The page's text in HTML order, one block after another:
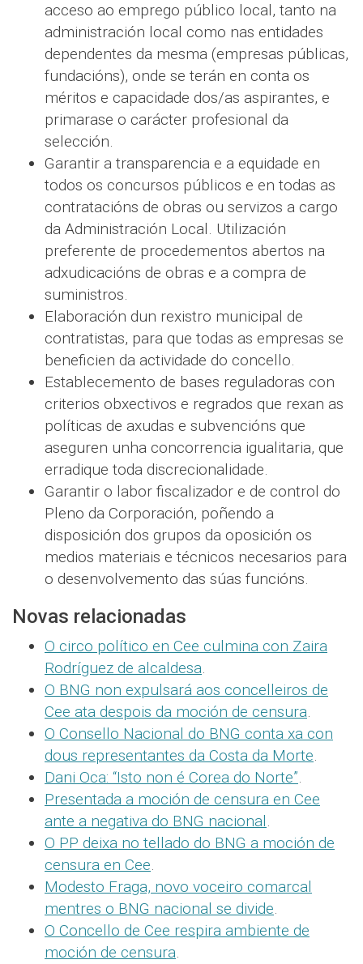
acceso ao emprego público local, tanto na
administración local como nas entidades
dependentes da mesma (empresas públicas,
fundacións), onde se terán en conta os
méritos e capacidade dos/as aspirantes, e
primarase o carácter profesional da
selección.
Garantir a transparencia e a equidade en
todos os concursos públicos e en todas as
contratacións de obras ou servizos a cargo
da Administración Local. Utilización
preferente de procedementos abertos na
adxudicacións de obras e a compra de
suministros.
Elaboración dun rexistro municipal de
contratistas, para que todas as empresas se
beneficien da actividade do concello.
Establecemento de bases reguladoras con
criterios obxectivos e regrados que rexan as
políticas de axudas e subvencións que
aseguren unha concorrencia igualitaria, que
erradique toda discrecionalidade.
Garantir o labor fiscalizador e de control do
Pleno da Corporación, poñendo a
disposición dos grupos da oposición os
medios materiais e técnicos necesarios para
o desenvolvemento das súas funcións.
Novas relacionadas
O circo político en Cee culmina con Zaira
Rodríguez de alcaldesa.
O BNG non expulsará aos concelleiros de
Cee ata despois da moción de censura.
O Consello Nacional do BNG conta xa con
dous representantes da Costa da Morte.
Dani Oca: “Isto non é Corea do Norte”.
Presentada a moción de censura en Cee
ante a negativa do BNG nacional.
O PP deixa no tellado do BNG a moción de
censura en Cee.
Modesto Fraga, novo voceiro comarcal
mentres o BNG nacional se divide.
O Concello de Cee respira ambiente de
moción de censura.